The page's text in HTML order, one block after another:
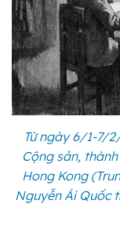
Từ ngày 6/1-7/
Cộng sản,
Hong Kong
Nguyễn Ái Quốc